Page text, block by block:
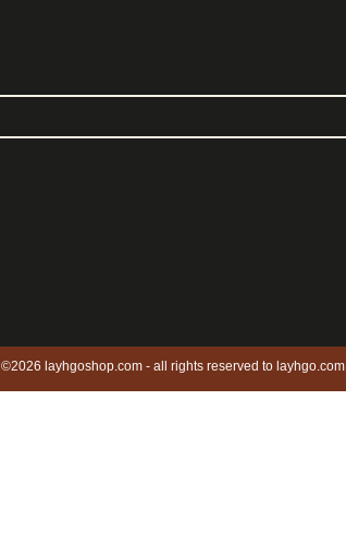
©2026 layhgoshop.com - all rights reserved to layhgo.com